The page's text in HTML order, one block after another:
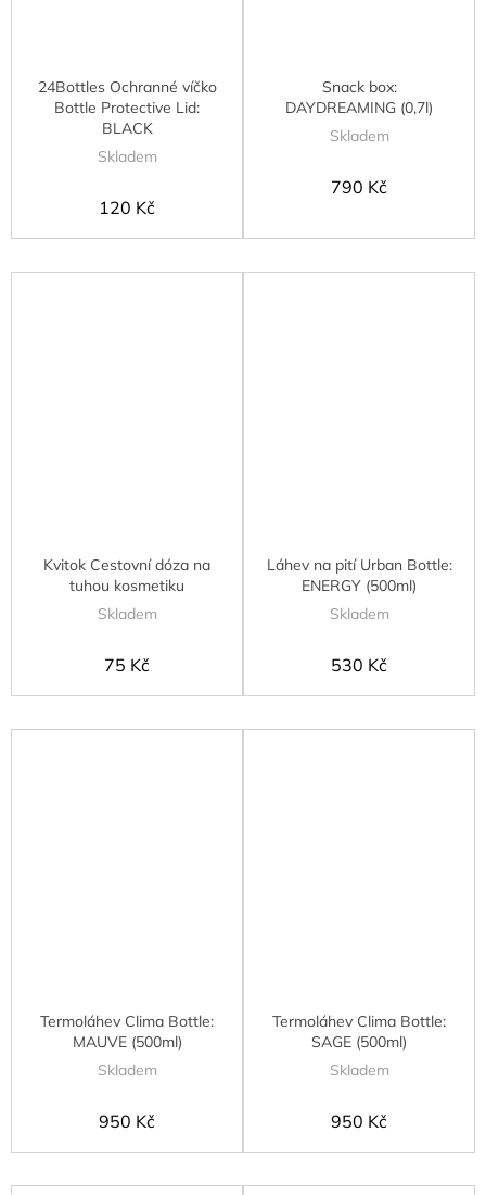
24Bottles Ochranné víčko
Bottle Protective Lid:
BLACK
Skladem
120 Kč
Snack box:
DAYDREAMING (0,7l)
Skladem
790 Kč
Kvitok Cestovní dóza na
tuhou kosmetiku
Skladem
75 Kč
Láhev na pití Urban Bottle:
ENERGY (500ml)
Skladem
530 Kč
Termoláhev Clima Bottle:
MAUVE (500ml)
Skladem
950 Kč
Termoláhev Clima Bottle:
SAGE (500ml)
Skladem
950 Kč